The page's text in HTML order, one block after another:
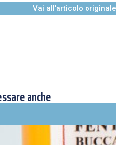
Vai all'articolo originale
anche